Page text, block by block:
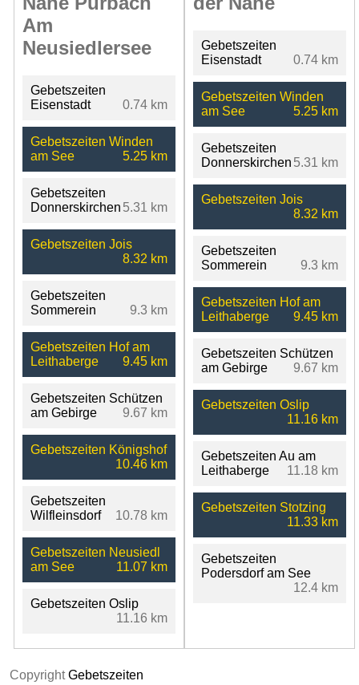
Am
Neusiedlersee
Gebetszeiten
Eisenstadt
0.74 km
Gebetszeiten Winden
am See
5.25 km
Gebetszeiten
Donnerskirchen 5.31 km
Gebetszeiten Jois
8.32 km
Gebetszeiten
Sommerein
9.3 km
Gebetszeiten Hof am
Leithaberge
9.45 km
Gebetszeiten Schützen
am Gebirge
9.67 km
Gebetszeiten Königshof
10.46 km
Gebetszeiten
Wilfleinsdorf
10.78 km
Gebetszeiten Neusiedl
am See
11.07 km
Gebetszeiten Oslip
11.16 km
Gebetszeiten
Eisenstadt
0.74 km
Gebetszeiten Winden
am See
5.25 km
Gebetszeiten
Donnerskirchen 5.31 km
Gebetszeiten Jois
8.32 km
Gebetszeiten
Sommerein
9.3 km
Gebetszeiten Hof am
Leithaberge
9.45 km
Gebetszeiten Schützen
am Gebirge
9.67 km
Gebetszeiten Oslip
11.16 km
Gebetszeiten Au am
Leithaberge
11.18 km
Gebetszeiten Stotzing
11.33 km
Gebetszeiten
Podersdorf am See
12.4 km
CopyrightGebetszeiten